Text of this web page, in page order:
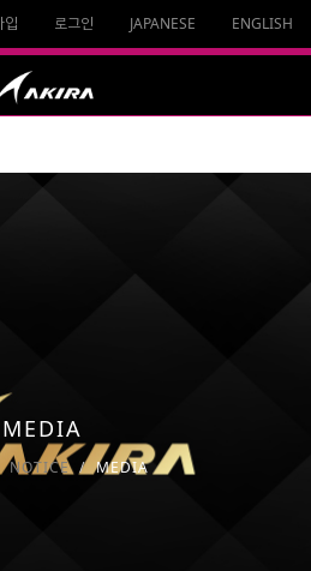
입 로그인 JAPANESE ENGLISH
MEDIA
NOTICE MEDIA